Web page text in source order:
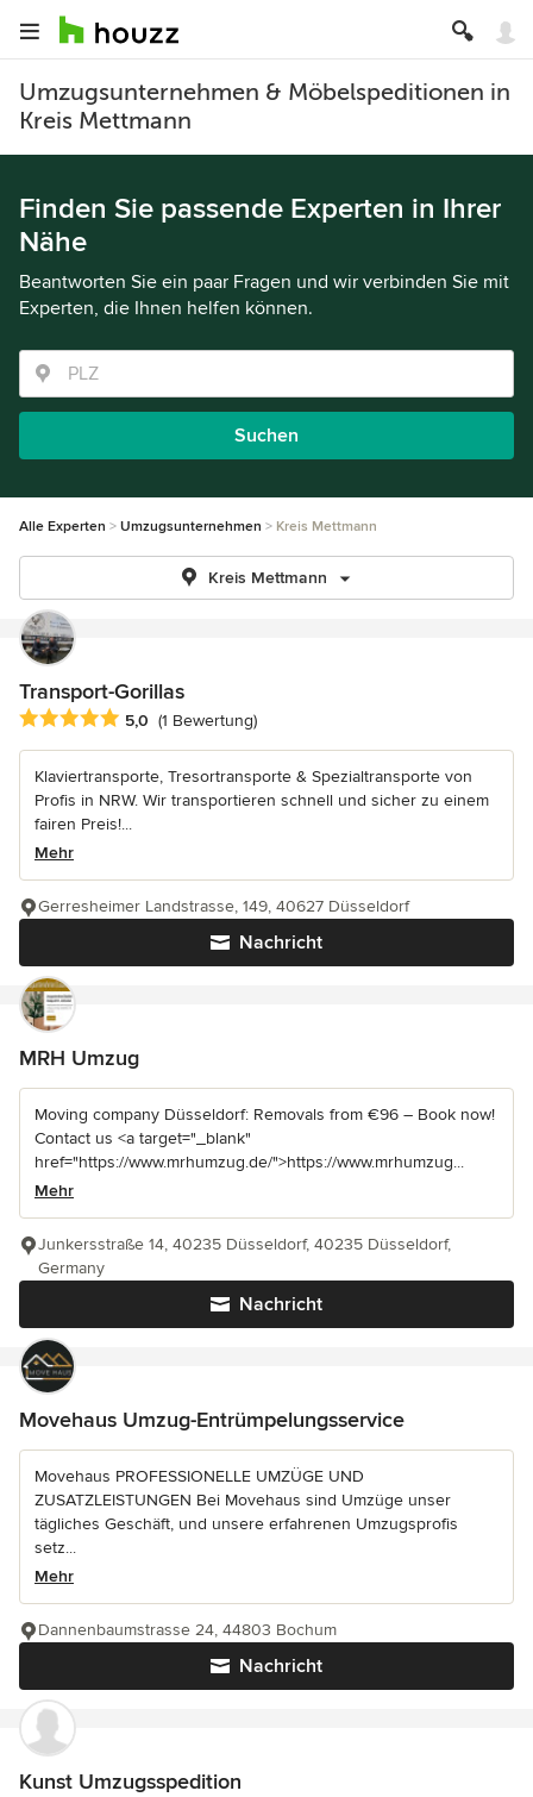
Umzugsunternehmen & Möbelspeditionen in
Kreis Mettmann
Finden Sie passende Experten in Ihrer
Nähe
Beantworten Sie ein paar Fragen und wir verbinden Sie mit
Experten, die Ihnen helfen können.
Suchen
Alle Experten Umzugsunternehmen Kreis Mettmann
Kreis Mettmann
Transport-Gorillas
Durchschnittliche Bewertung: 5 von 5 Sternen
5,0 (1 Bewertung)
Klaviertransporte, Tresortransporte & Spezialtransporte von
Profis in NRW. Wir transportieren schnell und sicher zu einem
fairen Preis!...
Mehr
Nachricht
Gerresheimer Landstrasse, 149, 40627 Düsseldorf
MRH Umzug
Moving company Düsseldorf: Removals from €96 – Book now!
Contact us <a target="_blank"
href="https://www.mrhumzug.de/">https://www.mrhumzug...
Mehr
Nachricht
Junkersstraße 14, 40235 Düsseldorf, 40235 Düsseldorf,
Germany
Movehaus Umzug-Entrümpelungsservice
Movehaus PROFESSIONELLE UMZÜGE UND
ZUSATZLEISTUNGEN Bei Movehaus sind Umzüge unser
tägliches Geschäft, und unsere erfahrenen Umzugsprofis
setz...
Mehr
Nachricht
Dannenbaumstrasse 24, 44803 Bochum
Kunst Umzugsspedition